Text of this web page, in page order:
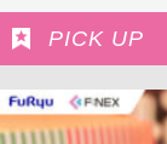
PICK UP